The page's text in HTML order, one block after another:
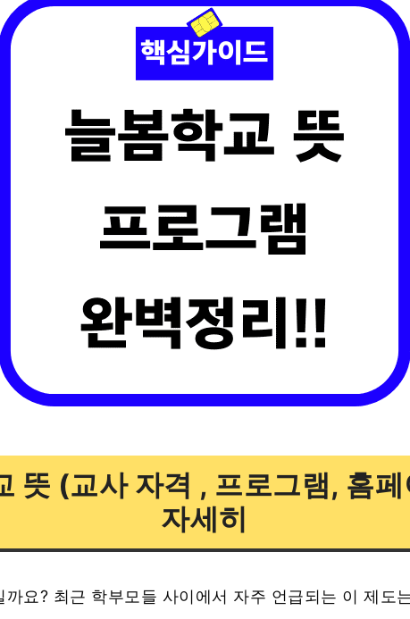
뜻 (교사 자격 , 프로그램, 홈
자세히
까요? 최근 학부모들 사이에서 자주 언급되는 이 제도